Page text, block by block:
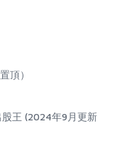
頂）
股王 (2024年9月更新